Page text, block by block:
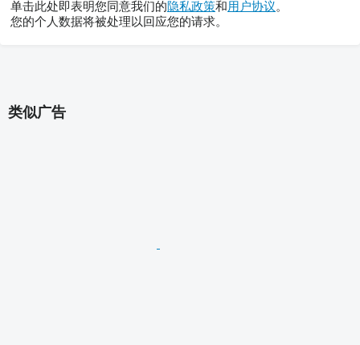
单击此处即表明您同意我们的隐私政策和用户协议。
您的个人数据将被处理以回应您的请求。
类似广告